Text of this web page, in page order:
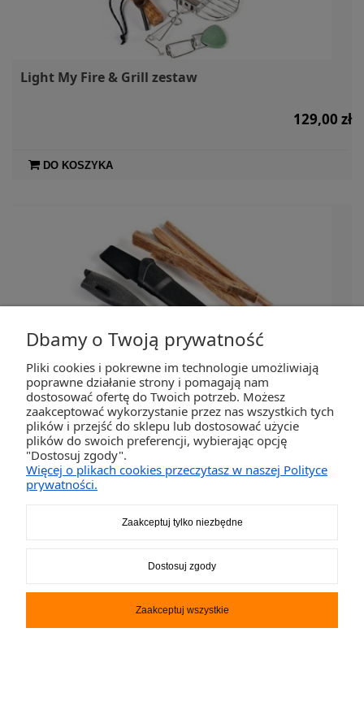
Light My Fire & Grill zestaw
129,00 zł
DO KOSZYKA
Light My Fire Nóż z krzesiwem
+ rozpałka Tinder
140,00 zł
DO KOSZYKA
Dbamy o Twoją prywatność
Pliki cookies i pokrewne im technologie umożliwiają
poprawne działanie strony i pomagają nam
dostosować ofertę do Twoich potrzeb. Możesz
zaakceptować wykorzystanie przez nas wszystkich tych
plików i przejść do sklepu lub dostosować użycie
plików do swoich preferencji, wybierając opcję
"Dostosuj zgody".
Więcej o plikach cookies przeczytasz w naszej Polityce
prywatności.
Zaakceptuj tylko niezbędne
Dostosuj zgody
Zaakceptuj wszystkie